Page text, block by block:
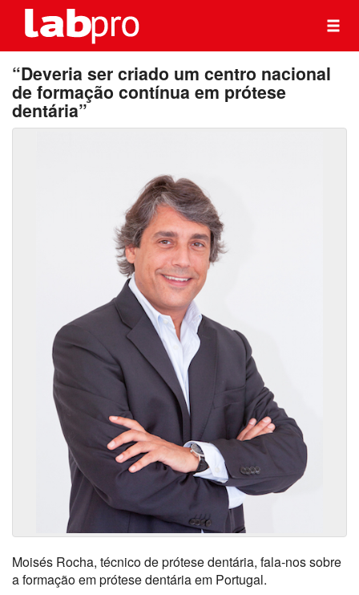
“Deveria ser criado um centro nacional
de formação contínua em prótese
dentária”
Moisés Rocha, técnico de prótese dentária, fala-nos sobre
a formação em prótese dentária em Portugal.